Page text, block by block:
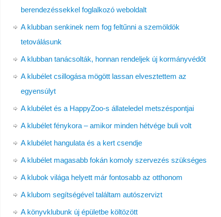
berendezéssekkel foglalkozó weboldalt
A klubban senkinek nem fog feltűnni a szemöldök
tetoválásunk
A klubban tanácsolták, honnan rendeljek új kormányvédőt
A klubélet csillogása mögött lassan elvesztettem az
egyensúlyt
A klubélet és a HappyZoo-s állateledel metszéspontjai
A klubélet fénykora – amikor minden hétvége buli volt
A klubélet hangulata és a kert csendje
A klubélet magasabb fokán komoly szervezés szükséges
A klubok világa helyett már fontosabb az otthonom
A klubom segítségével találtam autószervizt
A könyvklubunk új épületbe költözött